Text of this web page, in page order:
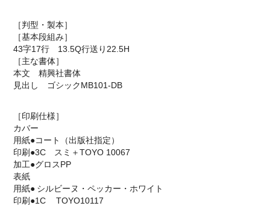
［判型・製本］
［基本段組み］
43字17行 13.5Q行送り22.5H
［主な書体］
本文 精興社書体
見出し ゴシックMB101-DB
［印刷仕様］
カバー
用紙●コート（出版社指定）
印刷●3C スミ＋TOYO 10067
加工●グロスPP
表紙
用紙● シルビーヌ・ペッカー・ホワイト
印刷●1C
TOYO10117